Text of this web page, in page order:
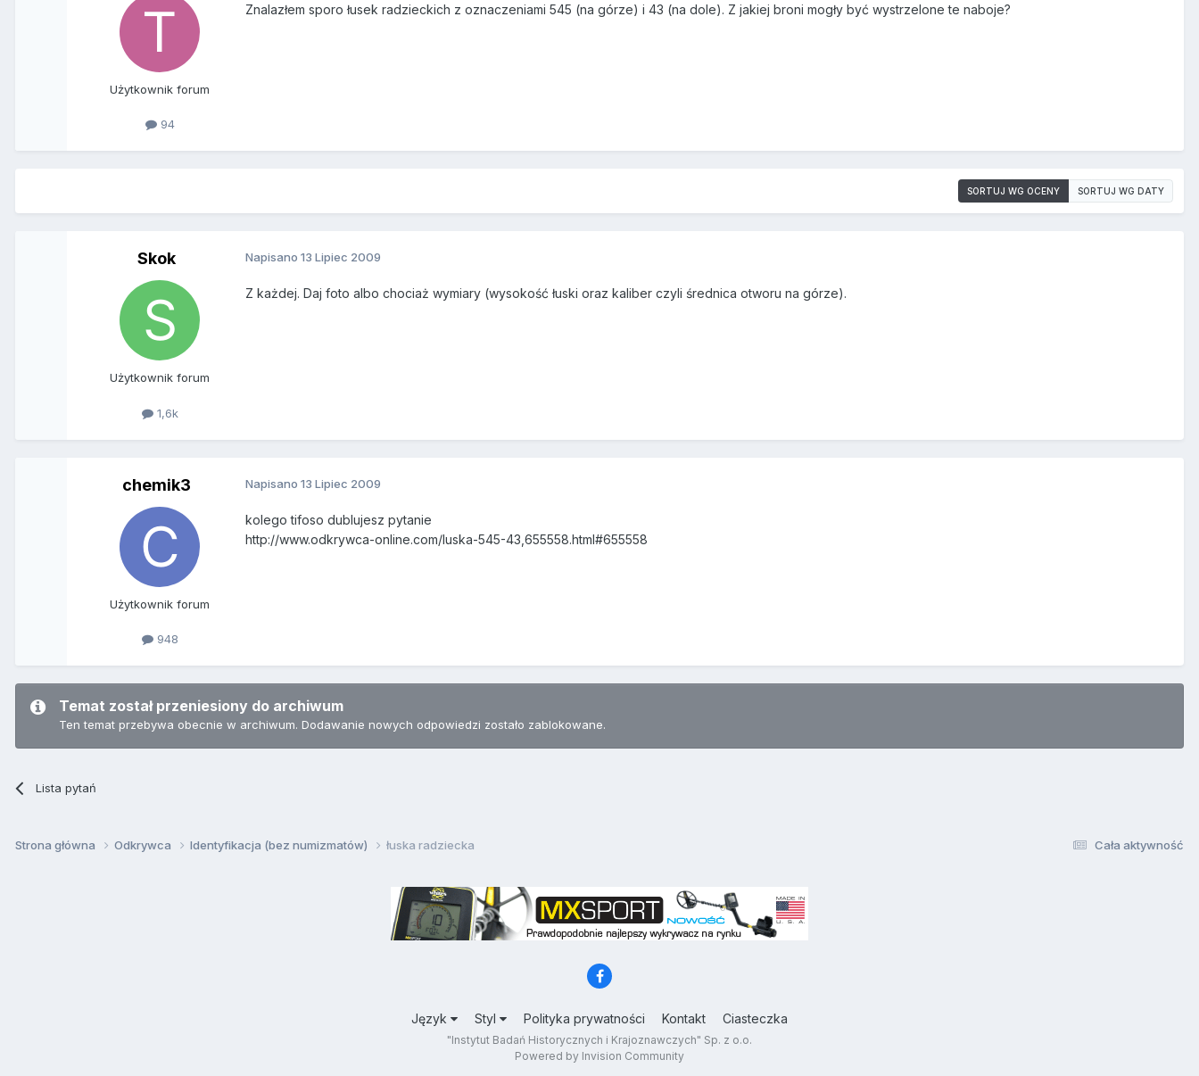
Użytkownik forum
94
Znalazłem sporo łusek radzieckich z oznaczeniami 545 (na górze) i 43 (na dole). Z jakiej broni mogły być wystrzelone te naboje?
SORTUJ WG OCENY SORTUJ WG DATY
Skok
Użytkownik forum
1,6k
Napisano13 Lipiec 2009
Z każdej. Daj foto albo chociaż wymiary (wysokość łuski oraz kaliber czyli średnica otworu na górze).
chemik3
Użytkownik forum
948
Napisano13 Lipiec 2009
kolego tifoso dublujesz pytanie
http://www.odkrywca-online.com/luska-545-43,655558.html#655558
Temat został przeniesiony do archiwum
Ten temat przebywa obecnie w archiwum. Dodawanie nowych odpowiedzi zostało zablokowane.
Lista pytań
Cała aktywność
Strona główna Odkrywca Identyfikacja (bez numizmatów) łuska radziecka
Język Styl Polityka prywatności Kontakt Ciasteczka
"Instytut Badań Historycznych i Krajoznawczych" Sp. z o.o.
Powered by Invision Community